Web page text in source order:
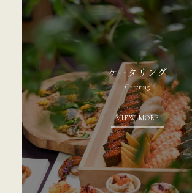
ケータリング
Catering
VIEW MORE